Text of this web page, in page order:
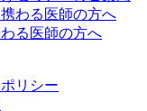
わる医師の方へ
る医師の方へ
リシー